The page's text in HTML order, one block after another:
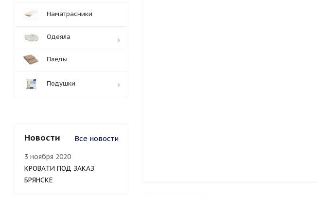
Наматрасники
Одеяла
Пледы
Подушки
Новости Все новости
3 ноября 2020
КРОВАТИ ПОД ЗАКАЗ
БРЯНСКЕ